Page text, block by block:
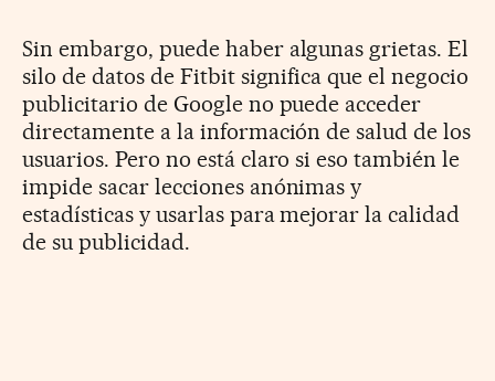
Sin embargo, puede haber algunas grietas. El
silo de datos de Fitbit significa que el negocio
publicitario de Google no puede acceder
directamente a la información de salud de los
usuarios. Pero no está claro si eso también le
impide sacar lecciones anónimas y
estadísticas y usarlas para mejorar la calidad
de su publicidad.